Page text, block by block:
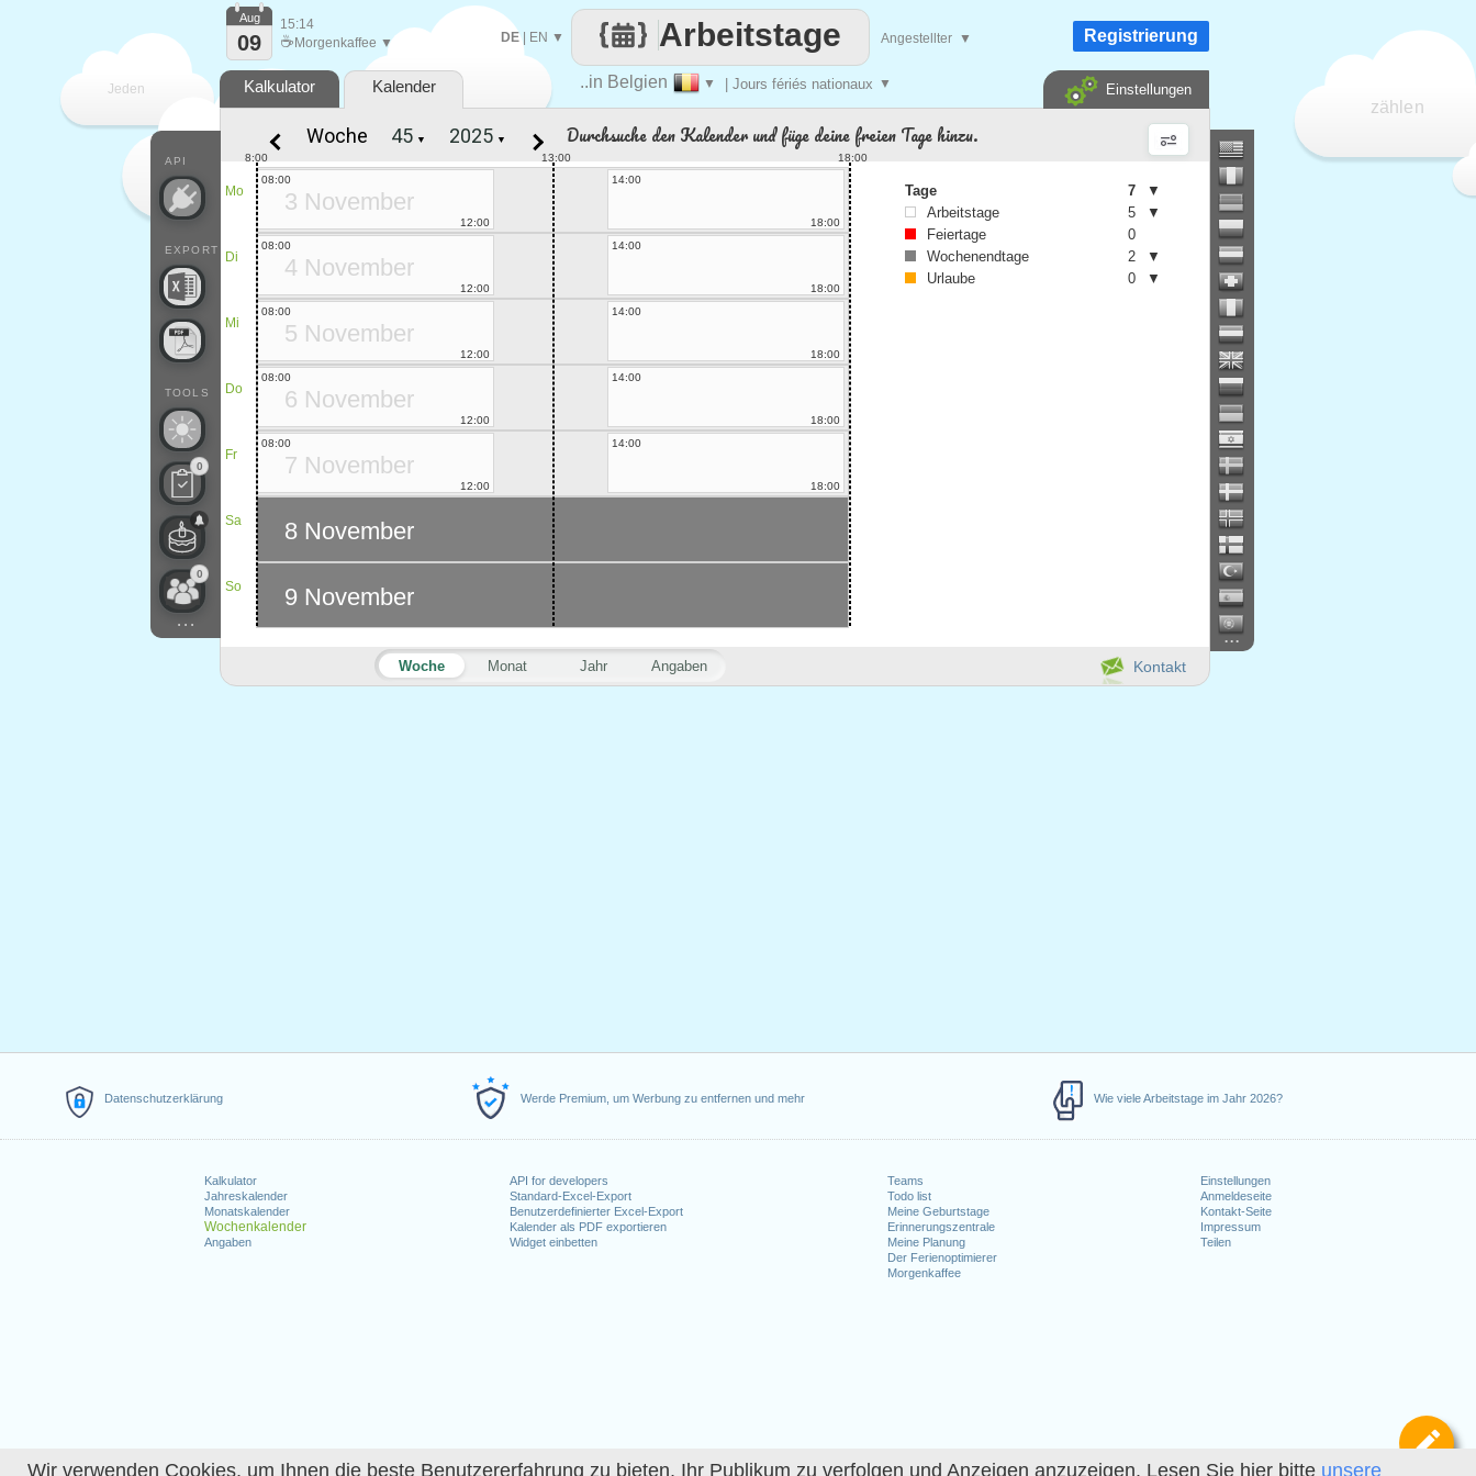
Wir verwenden Cookies, um Ihnen die beste Benutzererfahrung zu bieten, Ihr Publikum zu verfolgen und Anzeigen anzuzeigen. Lesen Sie hier bitte unsere
Datenschutzerklärung Werde Premium, um Werbung zu entfernen und mehr Wie viele Arbeitstage im Jahr 2026?
Kalkulator
Jahreskalender
Monatskalender
Wochenkalender
Angaben
API for developers
Standard-Excel-Export
Benutzerdefinierter Excel-Export
Kalender als PDF exportieren
Widget einbetten
Teams
Todo list
Meine Geburtstage
Erinnerungszentrale
Meine Planung
Der Ferienoptimierer
Morgenkaffee
Einstellungen
Anmeldeseite
Kontakt-Seite
Impressum
Teilen
Jeden
Tag
zählen
..in Belgien ▼ | Jours fériés nationaux ▼
Arbeitstage
DE| EN ▼ Angestellter ▼
API
EXPORT
TOOLS
0
0
...
Aug
09
15:14
☕ Morgenkaffee ▼ Registrierung
Kalkulator Kalender Einstellungen
...
Kontakt
Woche Monat Jahr Angaben
Woche ▼ ▼ Durchsuche den Kalender und füge deine freien Tage hinzu.
Mo
Di
Mi
Do
Fr
Sa
So
13:00
8:00 18:00
3 November
08:00
12:00
14:00
18:00
4 November
08:00
12:00
14:00
18:00
5 November
08:00
12:00
14:00
18:00
6 November
08:00
12:00
14:00
18:00
7 November
08:00
12:00
14:00
18:00
8 November
9 November
Tage 7
▼
Arbeitstage
5
▼
Feiertage
0
Wochenendtage
2
▼
Urlaube
0 ▼